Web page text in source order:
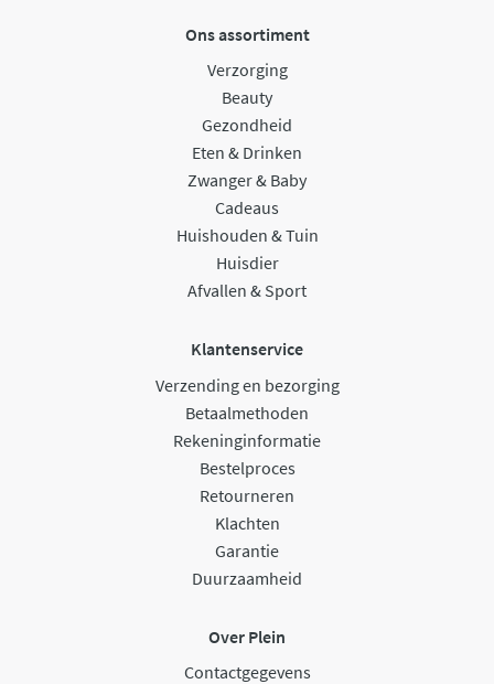
Ons assortiment
Verzorging
Beauty
Gezondheid
Eten & Drinken
Zwanger & Baby
Cadeaus
Huishouden & Tuin
Huisdier
Afvallen & Sport
Klantenservice
Verzending en bezorging
Betaalmethoden
Rekeninginformatie
Bestelproces
Retourneren
Klachten
Garantie
Duurzaamheid
Over Plein
Contactgegevens